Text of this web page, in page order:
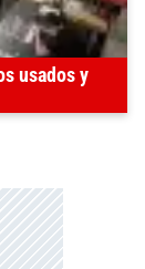
usados y